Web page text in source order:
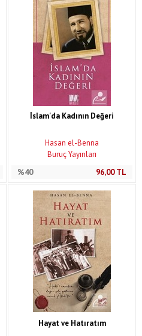
İslam'da Kadının Değeri
Hasan el-Benna
Buruç Yayınları
%40
96,00TL
Hayat ve Hatıratım